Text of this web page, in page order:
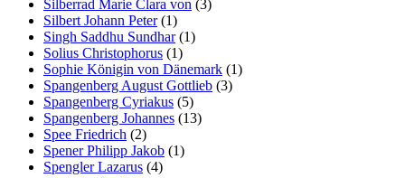
Silberrad Marie Clara von (3)
Silbert Johann Peter(1)
Singh Saddhu Sundhar(1)
Solius Christophorus (1)
Sophie Königin von Dänemark (1)
Spangenberg August Gottlieb (3)
Spangenberg Cyriakus (5)
Spangenberg Johannes (13)
Spee Friedrich (2)
Spener Philipp Jakob (1)
Spengler Lazarus (4)